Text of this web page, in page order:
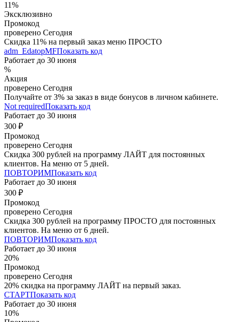
11%
Эксклюзивно
Промокод
проверено Сегодня
Скидка 11% на первый заказ меню ПРОСТО
adm_EdatopMFПоказать код
Работает до 30 июня
%
Акция
проверено Сегодня
Получайте от 3% за заказ в виде бонусов в личном кабинете.
Not requiredПоказать код
Работает до 30 июня
300 ₽
Промокод
проверено Сегодня
Скидка 300 рублей на программу ЛАЙТ для постоянных
клиентов. На меню от 5 дней.
ПОВТОРИМПоказать код
Работает до 30 июня
300 ₽
Промокод
проверено Сегодня
Скидка 300 рублей на программу ПРОСТО для постоянных
клиентов. На меню от 6 дней.
ПОВТОРИМПоказать код
Работает до 30 июня
20%
Промокод
проверено Сегодня
20% скидка на программу ЛАЙТ на первый заказ.
СТАРТПоказать код
Работает до 30 июня
10%